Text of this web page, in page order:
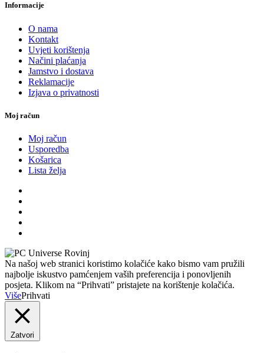
Informacije
O nama
Kontakt
Uvjeti korištenja
Načini plaćanja
Jamstvo i dostava
Reklamacije
Izjava o privatnosti
Moj račun
Moj račun
Usporedba
Košarica
Lista želja
Na našoj web stranici koristimo kolačiće kako bismo vam pružili
najbolje iskustvo pamćenjem vaših preferencija i ponovljenih
posjeta. Klikom na “Prihvati” pristajete na korištenje kolačića.
VišePrihvati
Zatvori